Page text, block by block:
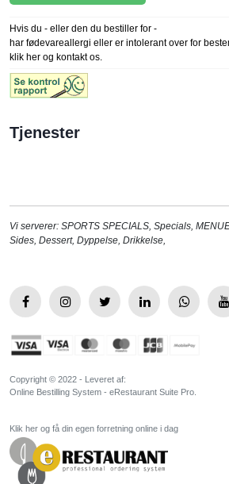
Hvis du - eller den du bestiller for -
har fødevareallergi eller er intolerant over for
klik her og kontakt os.
Tjenester
Vi serverer: SPORTS SPECIALS, Specials,
Sides, Dessert, Dyppelse, Drikkelse,
Copyright © 2022 - Leveret af:
Online Bestilling System - eRestaurant Suite Pro.
Klik her og få din egen forretning online i dag